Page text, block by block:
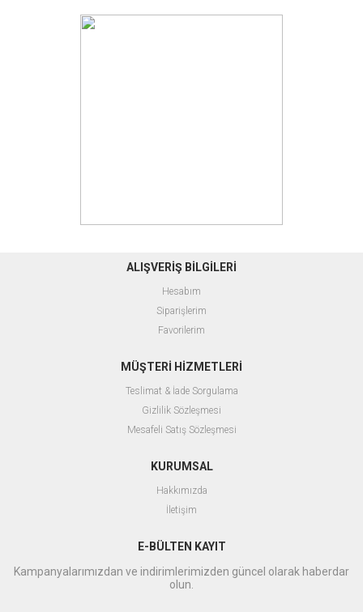
ALIŞVERİŞ BİLGİLERİ
Hesabım
Siparişlerim
Favorilerim
MÜŞTERİ HİZMETLERİ
Teslimat & İade Sorgulama
Gizlilik Sözleşmesi
Mesafeli Satış Sözleşmesi
KURUMSAL
Hakkımızda
İletişim
E-BÜLTEN KAYIT
Kampanyalarımızdan ve indirimlerimizden güncel olarak haberdar
olun.